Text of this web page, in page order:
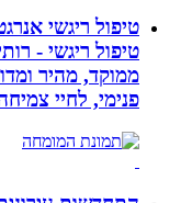
טיפול ריגשי אנרגטי,
טיפול ריגשי - רותי
ממוקד, מהיר ומדוייק
פנימי, לחיי צמיחה